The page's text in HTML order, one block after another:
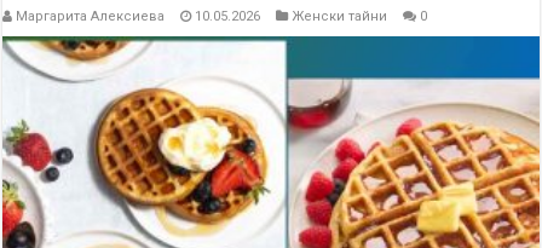
Маргарита Алексиева 10.05.2026 Женски тайни 0